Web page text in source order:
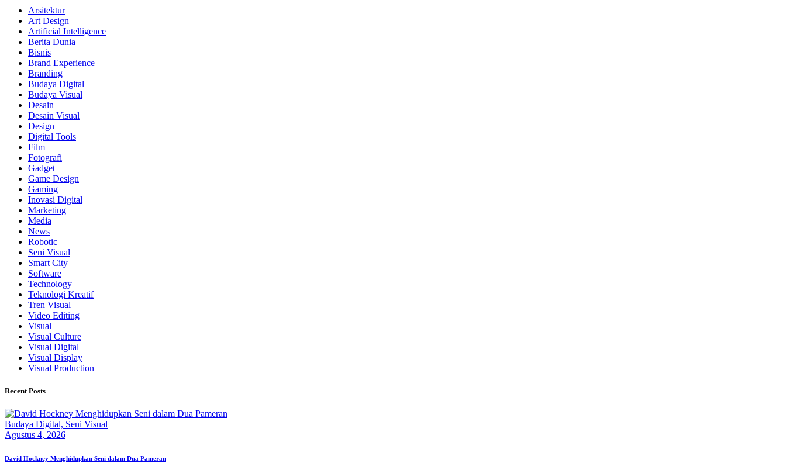
Arsitektur
Art Design
Artificial Intelligence
Berita Dunia
Bisnis
Brand Experience
Branding
Budaya Digital
Budaya Visual
Desain
Desain Visual
Design
Digital Tools
Film
Fotografi
Gadget
Game Design
Gaming
Inovasi Digital
Marketing
Media
News
Robotic
Seni Visual
Smart City
Software
Technology
Teknologi Kreatif
Tren Visual
Video Editing
Visual
Visual Culture
Visual Digital
Visual Display
Visual Production
Recent Posts
Budaya Digital, Seni Visual
Agustus 4, 2026
David Hockney Menghidupkan Seni dalam Dua Pameran